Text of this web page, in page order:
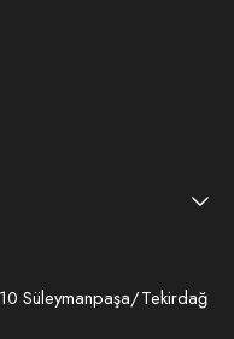
Süleymanpaşa/Tekirdağ